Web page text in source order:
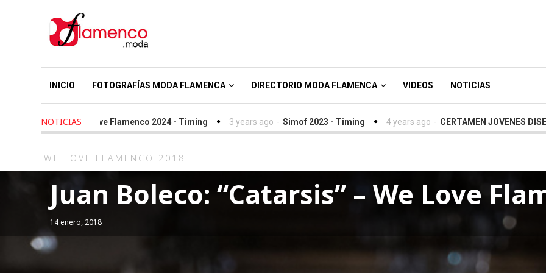
INICIO FOTOGRAFÍAS MODA FLAMENCA DIRECTORIO MODA FLAMENCA VIDEOS NOTICIAS
NOTICIAS
We Love Flamenco 2024 - Timing 3 years ago - Simof 2023 - Timing 4 years ago - CERTAMEN JOVENES DISEÑADORES
WE LOVE FLAMENCO 2018
Juan Boleco: “Catarsis” – We Love
14 enero, 2018